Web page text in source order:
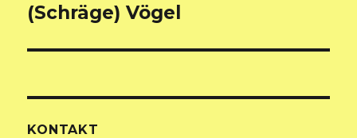
(Schräge) Vögel
KONTAKT